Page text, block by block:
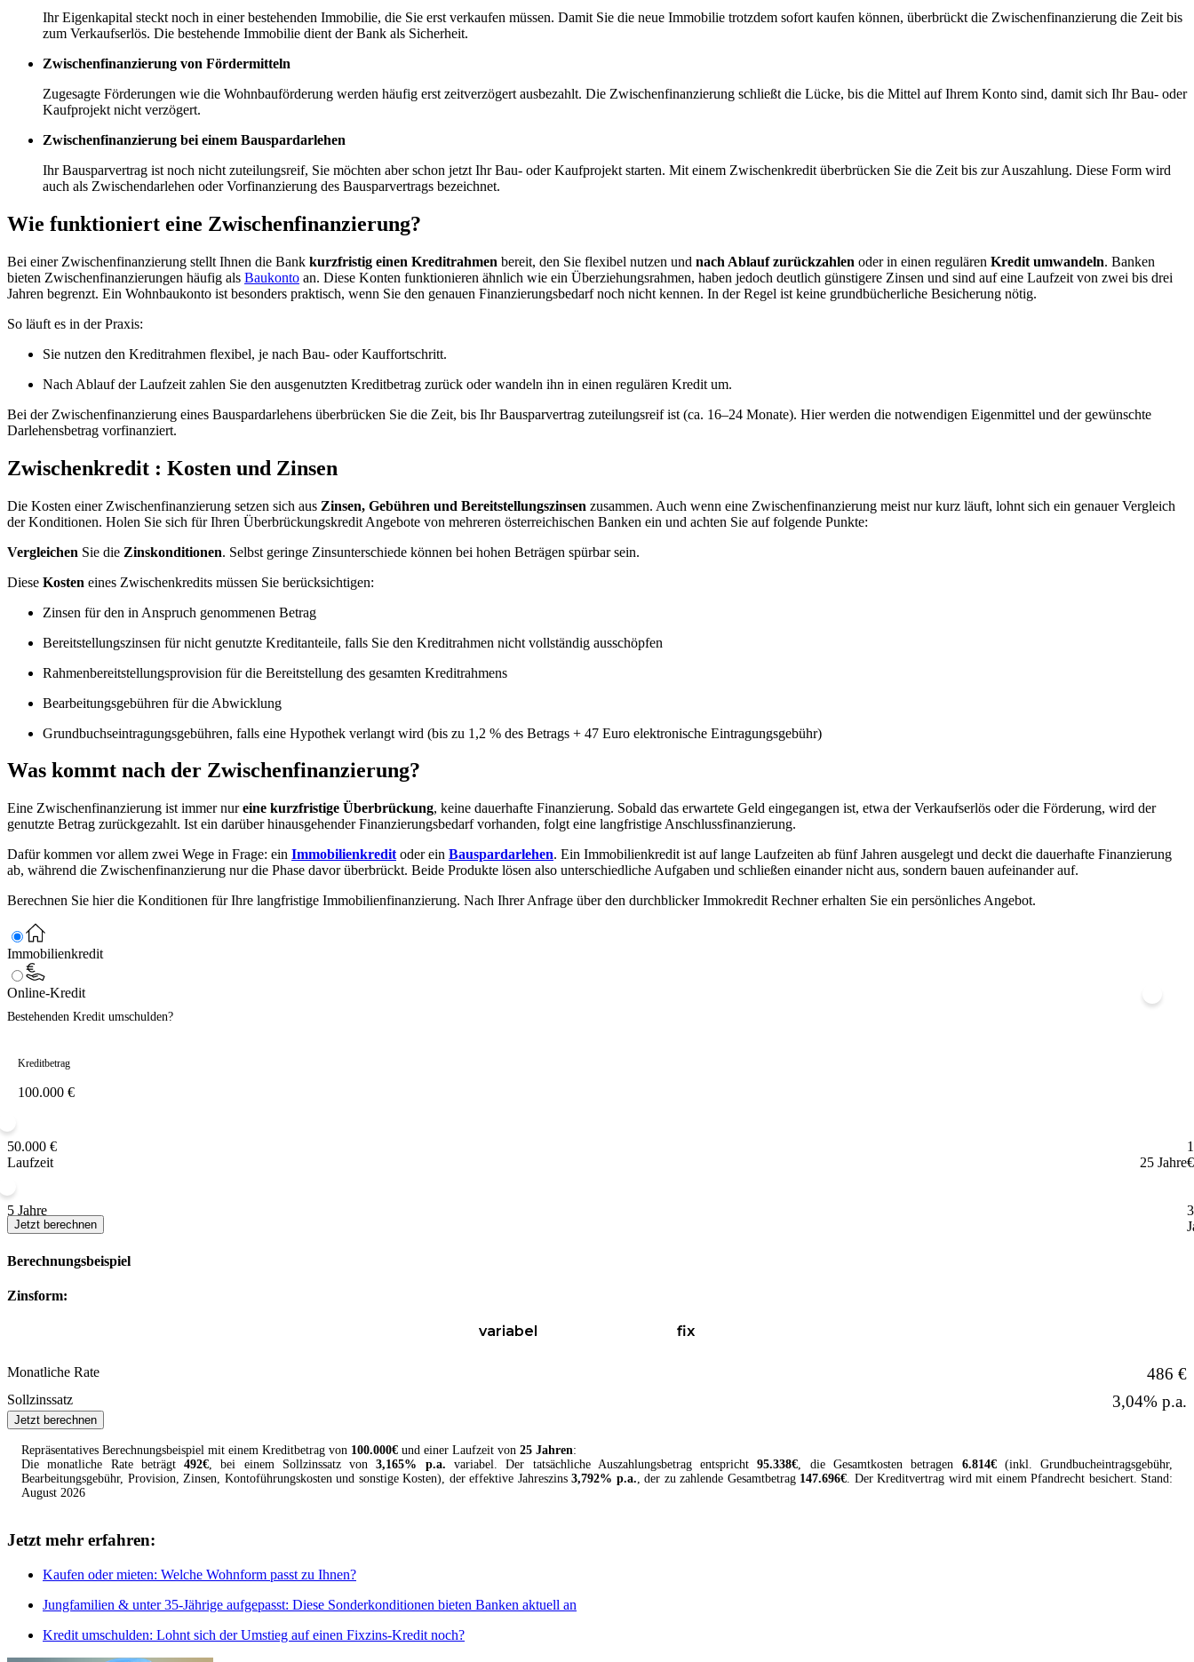
Ihr Eigenkapital steckt noch in einer bestehenden Immobilie, die Sie erst verkaufen müssen. Damit Sie die neue Immobilie trotzdem sofort kaufen können, überbrückt die Zwischenfinanzierung die Zeit bis
zum Verkaufserlös. Die bestehende Immobilie dient der Bank als Sicherheit.
Zwischenfinanzierung von Fördermitteln
Zugesagte Förderungen wie die Wohnbauförderung werden häufig erst zeitverzögert ausbezahlt. Die Zwischenfinanzierung schließt die Lücke, bis die Mittel auf Ihrem Konto sind, damit sich Ihr Bau- oder
Kaufprojekt nicht verzögert.
Zwischenfinanzierung bei einem Bauspardarlehen
Ihr Bausparvertrag ist noch nicht zuteilungsreif, Sie möchten aber schon jetzt Ihr Bau- oder Kaufprojekt starten. Mit einem Zwischenkredit überbrücken Sie die Zeit bis zur Auszahlung. Diese Form wird
auch als Zwischendarlehen oder Vorfinanzierung des Bausparvertrags bezeichnet.
Wie funktioniert eine Zwischenfinanzierung?
Bei einer Zwischenfinanzierung stellt Ihnen die Bank kurzfristig einen Kreditrahmen bereit, den Sie flexibel nutzen und nach Ablauf zurückzahlen oder in einen regulären Kredit umwandeln. Banken
bieten Zwischenfinanzierungen häufig als Baukonto an. Diese Konten funktionieren ähnlich wie ein Überziehungsrahmen, haben jedoch deutlich günstigere Zinsen und sind auf eine Laufzeit von zwei bis drei
Jahren begrenzt. Ein Wohnbaukonto ist besonders praktisch, wenn Sie den genauen Finanzierungsbedarf noch nicht kennen. In der Regel ist keine grundbücherliche Besicherung nötig.
So läuft es in der Praxis:
Sie nutzen den Kreditrahmen flexibel, je nach Bau- oder Kauffortschritt.
Nach Ablauf der Laufzeit zahlen Sie den ausgenutzten Kreditbetrag zurück oder wandeln ihn in einen regulären Kredit um.
Bei der Zwischenfinanzierung eines Bauspardarlehens überbrücken Sie die Zeit, bis Ihr Bausparvertrag zuteilungsreif ist (ca. 16–24 Monate). Hier werden die notwendigen Eigenmittel und der gewünschte
Darlehensbetrag vorfinanziert.
Zwischenkredit : Kosten und Zinsen
Die Kosten einer Zwischenfinanzierung setzen sich aus Zinsen, Gebühren und Bereitstellungszinsen zusammen. Auch wenn eine Zwischenfinanzierung meist nur kurz läuft, lohnt sich ein genauer Vergleich
der Konditionen. Holen Sie sich für Ihren Überbrückungskredit Angebote von mehreren österreichischen Banken ein und achten Sie auf folgende Punkte:
Vergleichen Sie die Zinskonditionen. Selbst geringe Zinsunterschiede können bei hohen Beträgen spürbar sein.
Diese Kosten eines Zwischenkredits müssen Sie berücksichtigen:
Zinsen für den in Anspruch genommenen Betrag
Bereitstellungszinsen für nicht genutzte Kreditanteile, falls Sie den Kreditrahmen nicht vollständig ausschöpfen
Rahmenbereitstellungsprovision für die Bereitstellung des gesamten Kreditrahmens
Bearbeitungsgebühren für die Abwicklung
Grundbuchseintragungsgebühren, falls eine Hypothek verlangt wird (bis zu 1,2 % des Betrags + 47 Euro elektronische Eintragungsgebühr)
Was kommt nach der Zwischenfinanzierung?
Eine Zwischenfinanzierung ist immer nureine kurzfristige Überbrückung, keine dauerhafte Finanzierung. Sobald das erwartete Geld eingegangen ist, etwa der Verkaufserlös oder die Förderung, wird der
genutzte Betrag zurückgezahlt. Ist ein darüber hinausgehender Finanzierungsbedarf vorhanden, folgt eine langfristige Anschlussfinanzierung.
Dafür kommen vor allem zwei Wege in Frage: ein Immobilienkredit oder ein Bauspardarlehen. Ein Immobilienkredit ist auf lange Laufzeiten ab fünf Jahren ausgelegt und deckt die dauerhafte Finanzierung
ab, während die Zwischenfinanzierung nur die Phase davor überbrückt. Beide Produkte lösen also unterschiedliche Aufgaben und schließen einander nicht aus, sondern bauen aufeinander auf.
Berechnen Sie hier die Konditionen für Ihre langfristige Immobilienfinanzierung. Nach Ihrer Anfrage über den durchblicker Immokredit Rechner erhalten Sie ein persönliches Angebot.
Immobilienkredit
Online-Kredit
Bestehenden Kredit umschulden?
Kreditbetrag
50.000 €
€
Laufzeit 25 Jahre
5 Jahre
Jetzt berechnen
Berechnungsbeispiel
Zinsform:
variabel fix
Monatliche Rate 486 €
Sollzinssatz 3,04% p.a.
Jetzt berechnen
Repräsentatives Berechnungsbeispiel mit einem Kreditbetrag von 100.000€ und einer Laufzeit von 25 Jahren:
Die monatliche Rate beträgt492€ , bei einem Sollzinssatz von 3,165% p.a. variabel . Der tatsächliche Auszahlungsbetrag entspricht95.338€ , die Gesamtkosten betragen 6.814€(inkl. Grundbucheintragsgebühr,
Bearbeitungsgebühr, Provision, Zinsen, Kontoführungskosten und sonstige Kosten), der effektive Jahreszins 3,792% p.a. , der zu zahlende Gesamtbetrag 147.696€ . Der Kreditvertrag wird mit einem Pfandrecht besichert. Stand:
August 2026
Jetzt mehr erfahren:
Kaufen oder mieten: Welche Wohnform passt zu Ihnen?
Jungfamilien & unter 35-Jährige aufgepasst: Diese Sonderkonditionen bieten Banken aktuell an
Kredit umschulden: Lohnt sich der Umstieg auf einen Fixzins-Kredit noch?